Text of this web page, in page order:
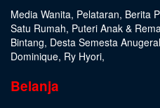
Media Wanita, Pelataran, Berita
Satu Rumah, Puteri Anak &
Bintang, Desta Semesta
Dominique, Ry Hyori,
Belanja